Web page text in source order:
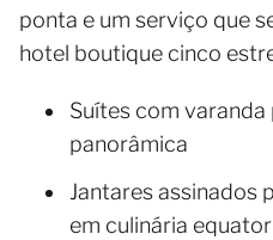
ponta e um serviço que
hotel boutique cinco
Suítes com
panorâmica
Jantares assinados
em culinária